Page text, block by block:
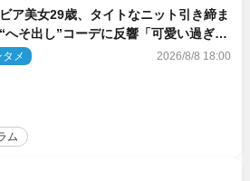
ア美女29歳、タイトなニット引き締ま
へそ出し”コーデに反響「可愛い過ぎ
タメ 2026/8/8 18:00
ム